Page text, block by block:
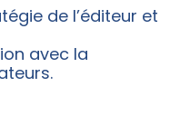
de l’éditeur et
avec la